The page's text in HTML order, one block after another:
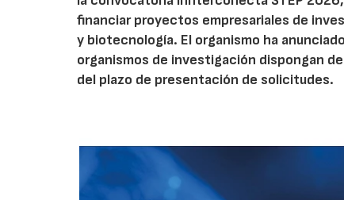
financiar proyectos empresariales de
y biotecnología. El organismo ha
organismos de investigación dispongan
del plazo de presentación de solicitudes.